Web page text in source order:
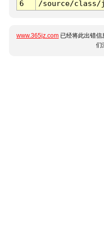
6
/source/class/
www.365jz.com 已经将此出错
们